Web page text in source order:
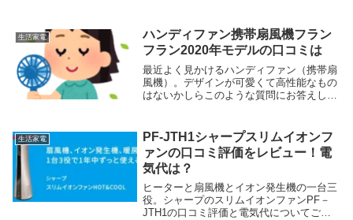
ホットプレートと比べてどんなところが違
うの？」せっか...
生活家電
ハンディファン携帯扇風機フラン
フラン2020年モデルの口コミは
最近よく見かけるハンディファン（携帯扇
風機）。デザインが可愛くて高性能なもの
はないかしらこのような質問にお答えしま
フランFrancfranc製2020年モデルです。...
生活家電
PF-JTH1シャープスリムイオンフ
ァンの口コミ評価をレビュー！電
気代は？
ヒーターと扇風機とイオン発生機の一台三
役。シャープのスリムイオンファンPF－
JTH1の口コミ評価と電気代についてご紹